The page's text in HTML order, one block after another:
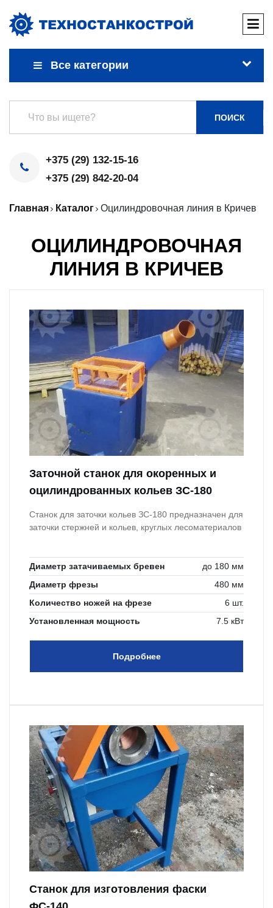
Все категории
ПОИСК
+375 (29) 132-15-16
+375 (29) 842-20-04
Главная Каталог Оцилиндровочная линия в Кричев
ОЦИЛИНДРОВОЧНАЯ
ЛИНИЯ В КРИЧЕВ
Заточной станок для окоренных и
оцилиндрованных кольев ЗС-180
Станок для заточки кольев ЗС-180 предназначен для
заточки стержней и кольев, круглых лесоматериалов
Диаметр затачиваемых бревен
до 180 мм
Диаметр фрезы
480 мм
Количество ножей на фрезе
6 шт.
Установленная мощность
7.5 кВт
Подробнее
Станок для изготовления фаски